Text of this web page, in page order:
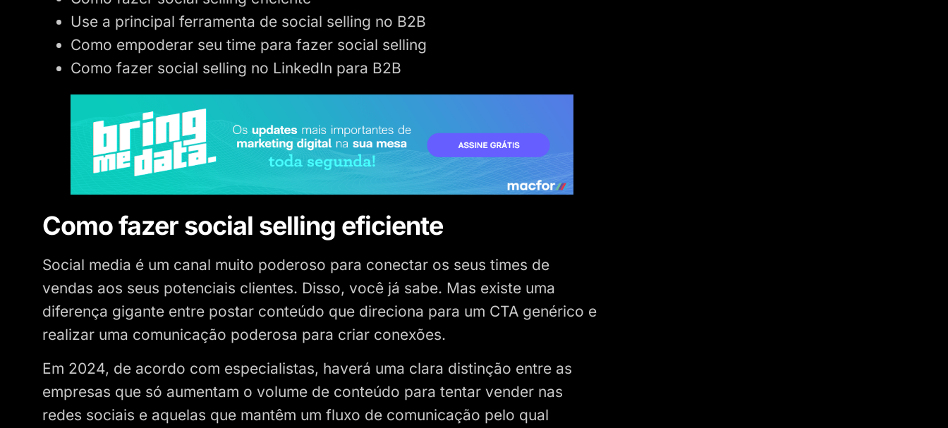
Use a principal ferramenta de social selling no B2B
Como empoderar seu time para fazer social selling
Como fazer social selling no LinkedIn para B2B
Como fazer social selling eficiente
Social media é um canal muito poderoso para conectar os seus times de
vendas aos seus potenciais clientes. Disso, você já sabe. Mas existe uma
diferença gigante entre postar conteúdo que direciona para um CTA genérico e
realizar uma comunicação poderosa para criar conexões.
Em 2024, de acordo com especialistas, haverá uma clara distinção entre as
empresas que só aumentam o volume de conteúdo para tentar vender nas
redes sociais e aquelas que mantêm um fluxo de comunicação pelo qual